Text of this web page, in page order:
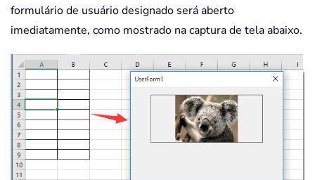
formulário de usuário designado será aberto
imediatamente, como mostrado na captura de tela abaixo.